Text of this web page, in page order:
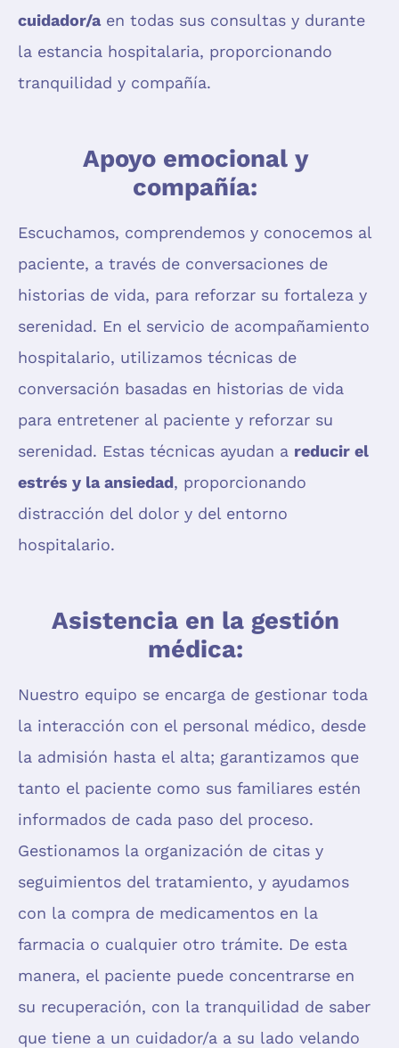
cuidador/aen todas sus consultas y durante
la estancia hospitalaria, proporcionando
tranquilidad y compañía.
Apoyo emocional y
compañía:
Escuchamos, comprendemos y conocemos al
paciente, a través de conversaciones de
historias de vida, para reforzar su fortaleza y
serenidad. En el servicio de acompañamiento
hospitalario, utilizamos técnicas de
conversación basadas en historias de vida
para entretener al paciente y reforzar su
serenidad. Estas técnicas ayudan a reducir el
estrés y la ansiedad, proporcionando
distracción del dolor y del entorno
hospitalario.
Asistencia en la gestión
médica:
Nuestro equipo se encarga de gestionar toda
la interacción con el personal médico, desde
la admisión hasta el alta; garantizamos que
tanto el paciente como sus familiares estén
informados de cada paso del proceso.
Gestionamos la organización de citas y
seguimientos del tratamiento, y ayudamos
con la compra de medicamentos en la
farmacia o cualquier otro trámite. De esta
manera, el paciente puede concentrarse en
su recuperación, con la tranquilidad de saber
que tiene a un cuidador/a a su lado velando